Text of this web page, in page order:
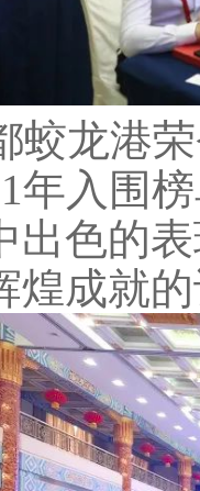
港荣
年入围
出色的
煌成就